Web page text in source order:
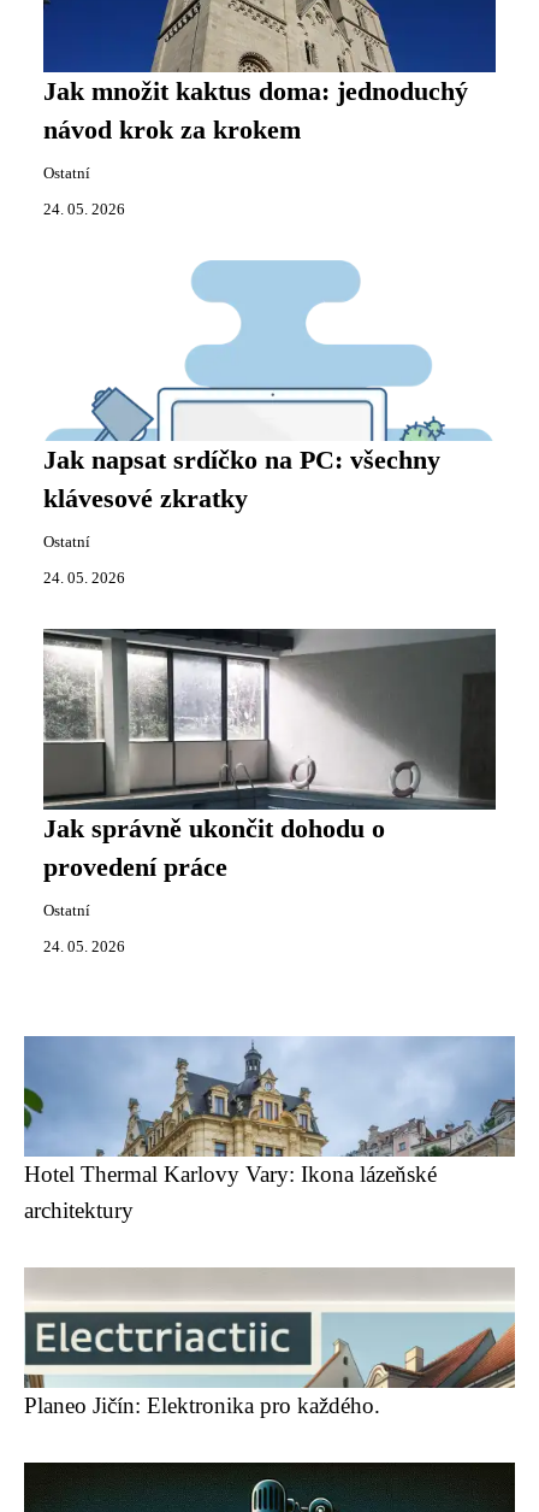
Jak množit kaktus doma: jednoduchý
návod krok za krokem
Ostatní
24. 05. 2026
Jak napsat srdíčko na PC: všechny
klávesové zkratky
Ostatní
24. 05. 2026
Jak správně ukončit dohodu o
provedení práce
Ostatní
24. 05. 2026
Hotel Thermal Karlovy Vary: Ikona lázeňské
architektury
Planeo Jičín: Elektronika pro každého.